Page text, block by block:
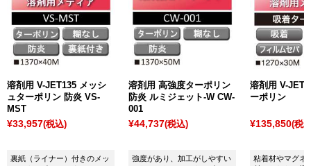
溶剤用 V-JET135 メッシ
ュターポリン 防炎 VS-
MST
¥33,957(税込)
裏紙（ライナー）付きのメッ
溶剤用 高強度ターポリン
防炎 ルミジェット-W CW-
001
¥44,737(税込)
強度があり、加工がしやすい
溶剤用 V-
ーポリン
¥135,850(税
粘着材やマグネ